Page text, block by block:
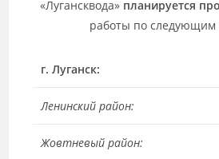
«Лугансквода» планируется
работы по следующим
г. Луганск:
Ленинский район:
Жовтневый район: